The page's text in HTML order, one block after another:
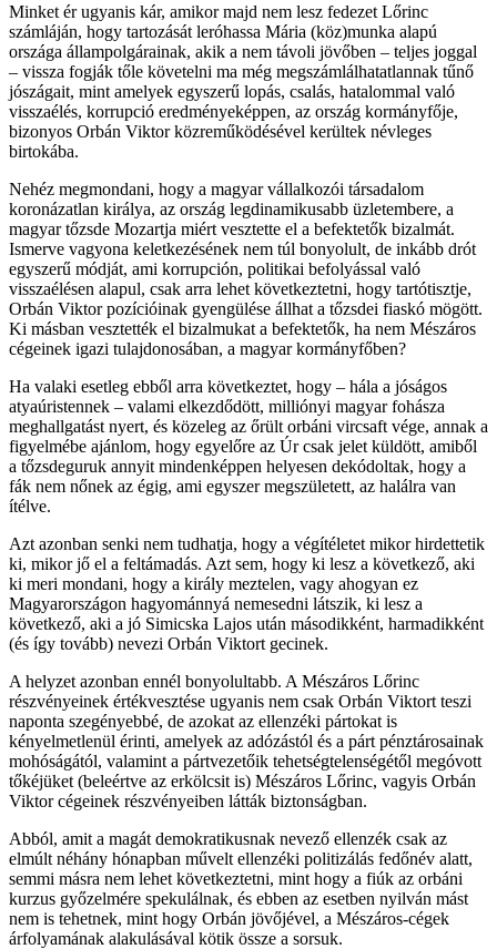
Minket ér ugyanis kár, amikor majd nem lesz fedezet Lőrinc
számláján, hogy tartozását leróhassa Mária (köz)munka alapú
országa állampolgárainak, akik a nem távoli jövőben – teljes joggal
– vissza fogják tőle követelni ma még megszámlálhatatlannak tűnő
jószágait, mint amelyek egyszerű lopás, csalás, hatalommal való
visszaélés, korrupció eredményeképpen, az ország kormányfője,
bizonyos Orbán Viktor közreműködésével kerültek névleges
birtokába.
Nehéz megmondani, hogy a magyar vállalkozói társadalom
koronázatlan királya, az ország legdinamikusabb üzletembere, a
magyar tőzsde Mozartja miért vesztette el a befektetők bizalmát.
Ismerve vagyona keletkezésének nem túl bonyolult, de inkább drót
egyszerű módját, ami korrupción, politikai befolyással való
visszaélésen alapul, csak arra lehet következtetni, hogy tartótisztje,
Orbán Viktor pozícióinak gyengülése állhat a tőzsdei fiaskó mögött.
Ki másban vesztették el bizalmukat a befektetők, ha nem Mészáros
cégeinek igazi tulajdonosában, a magyar kormányfőben?
Ha valaki esetleg ebből arra következtet, hogy – hála a jóságos
atyaúristennek – valami elkezdődött, milliónyi magyar fohásza
meghallgatást nyert, és közeleg az őrült orbáni vircsaft vége, annak a
figyelmébe ajánlom, hogy egyelőre az Úr csak jelet küldött, amiből
a tőzsdeguruk annyit mindenképpen helyesen dekódoltak, hogy a
fák nem nőnek az égig, ami egyszer megszületett, az halálra van
ítélve.
Azt azonban senki nem tudhatja, hogy a végítéletet mikor hirdettetik
ki, mikor jő el a feltámadás. Azt sem, hogy ki lesz a következő, aki
ki meri mondani, hogy a király meztelen, vagy ahogyan ez
Magyarországon hagyománnyá nemesedni látszik, ki lesz a
következő, aki a jó Simicska Lajos után másodikként, harmadikként
(és így tovább) nevezi Orbán Viktort gecinek.
A helyzet azonban ennél bonyolultabb. A Mészáros Lőrinc
részvényeinek értékvesztése ugyanis nem csak Orbán Viktort teszi
naponta szegényebbé, de azokat az ellenzéki pártokat is
kényelmetlenül érinti, amelyek az adózástól és a párt pénztárosainak
mohóságától, valamint a pártvezetőik tehetségtelenségétől megóvott
tőkéjüket (beleértve az erkölcsit is) Mészáros Lőrinc, vagyis Orbán
Viktor cégeinek részvényeiben látták biztonságban.
Abból, amit a magát demokratikusnak nevező ellenzék csak az
elmúlt néhány hónapban művelt ellenzéki politizálás fedőnév alatt,
semmi másra nem lehet következtetni, mint hogy a fiúk az orbáni
kurzus győzelmére spekulálnak, és ebben az esetben nyilván mást
nem is tehetnek, mint hogy Orbán jövőjével, a Mészáros-cégek
árfolyamának alakulásával kötik össze a sorsuk.